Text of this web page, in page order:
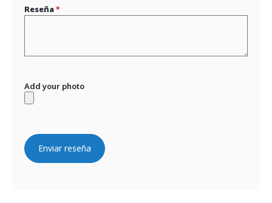
Reseña
Add your photo
Enviar reseña